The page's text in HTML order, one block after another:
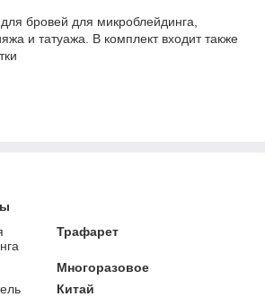
бровей для микроблейдинга,
и татуажа. В комплект входит также
Трафарет
Многоразовое
Китай